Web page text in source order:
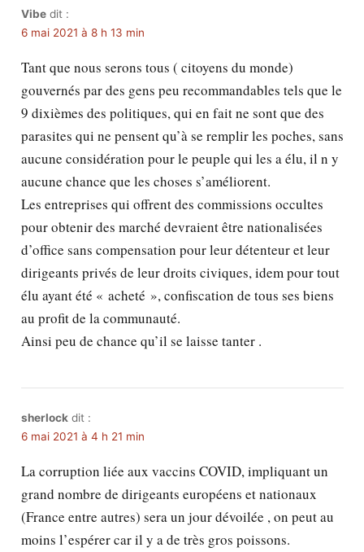
Vibe dit :
6 mai 2021 à 8 h 13 min
Tant que nous serons tous ( citoyens du monde)
gouvernés par des gens peu recommandables tels que le
9 dixièmes des politiques, qui en fait ne sont que des
parasites qui ne pensent qu’à se remplir les poches, sans
aucune considération pour le peuple qui les a élu, il n y
aucune chance que les choses s’améliorent.
Les entreprises qui offrent des commissions occultes
pour obtenir des marché devraient être nationalisées
d’office sans compensation pour leur détenteur et leur
dirigeants privés de leur droits civiques, idem pour tout
élu ayant été « acheté », confiscation de tous ses biens
au profit de la communauté.
Ainsi peu de chance qu’il se laisse tanter .
sherlock dit :
6 mai 2021 à 4 h 21 min
La corruption liée aux vaccins COVID, impliquant un
grand nombre de dirigeants européens et nationaux
(France entre autres) sera un jour dévoilée , on peut au
moins l’espérer car il y a de très gros poissons.